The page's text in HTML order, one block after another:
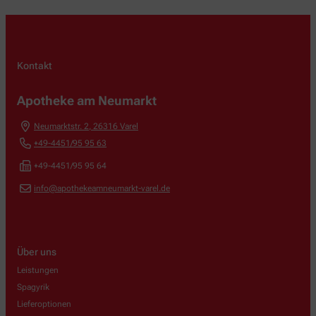
Kontakt
Apotheke am Neumarkt
Neumarktstr. 2, 26316 Varel
+49-4451/95 95 63
+49-4451/95 95 64
info@apothekeamneumarkt-varel.de
Über uns
Leistungen
Spagyrik
Lieferoptionen